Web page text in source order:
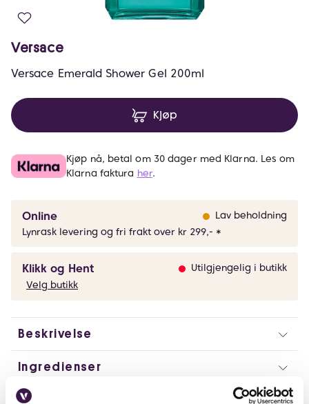
Versace
Versace Emerald Shower Gel 200ml
Kjøp
Kjøp nå, betal om 30 dager med Klarna. Les om
Klarna faktura her.
Online
Lav beholdning
Lynrask levering og fri frakt over kr 299,- *
Klikk og Hent
Utilgjengelig i butikk
Velg butikk
Beskrivelse
Ingredienser
Artikkelnummer: 260325039